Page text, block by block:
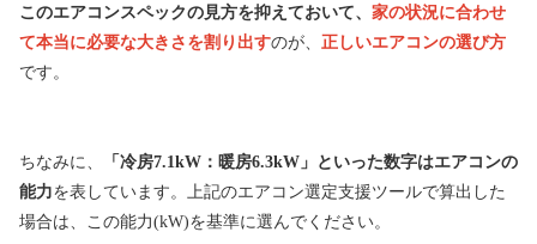
このエアコンスペックの見方を抑えておいて、 家の状況に合わせ
て本当に必要な大きさを割り出すのが、 正しいエアコンの選び方
です。
ちなみに、
「冷房7.1kW：暖房6.3kW」といった数字はエアコンの
能力を表しています。上記のエアコン選定支援ツールで算出した
場合は、この能力(kW)を基準に選んでください。